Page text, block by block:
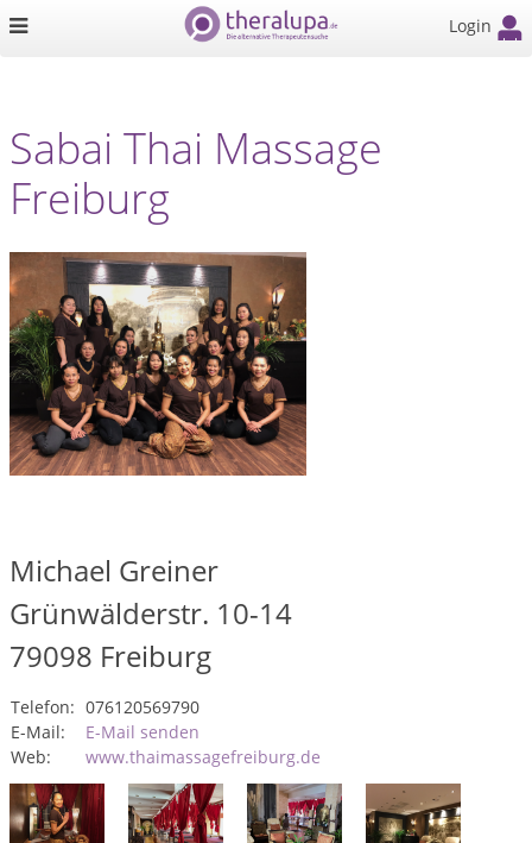
Login
Sabai Thai Massage
Freiburg
Michael Greiner
Grünwälderstr. 10-14
79098 Freiburg
Telefon: 076120569790
E-Mail:
E-Mail senden
Web:
www.thaimassagefreiburg.de